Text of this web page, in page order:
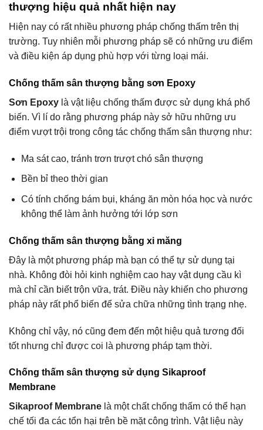
thượng hiệu quả nhất hiện nay
Hiện nay có rất nhiều phương pháp chống thấm trên thị
trường. Tuy nhiên mỗi phương pháp sẽ có những ưu điểm
và điều kiện áp dụng phù hợp với từng loại mái.
Chống thấm sân thượng bằng sơn Epoxy
Sơn Epoxy là vật liệu chống thấm được sử dụng khá phổ
biến. Vì lí do rằng phương pháp này sở hữu những ưu
điểm vượt trội trong công tác chống thấm sân thượng như:
Ma sát cao, tránh trơn trượt chó sân thượng
Bền bỉ theo thời gian
Có tính chống bám bụi, kháng ăn mòn hóa học và nước
không thể làm ảnh hưởng tới lớp sơn
Chống thấm sân thượng bằng xi măng
Đây là một phương pháp mà bạn có thể tự sử dụng tại
nhà. Không đòi hỏi kinh nghiệm cao hay vật dụng cầu kì
mà chỉ cần biết trộn vữa, trát. Điều này khiến cho phương
pháp này rất phổ biến để sửa chữa những tình trạng nhẹ.
Không chỉ vậy, nó cũng đem đến một hiệu quả tương đối
tốt nhưng chỉ được coi là phương pháp tạm thời.
Chống thấm sân thượng sử dụng Sikaproof
Membrane
Sikaproof Membrane là một chất chống thấm có thể hạn
chế tối đa các tổn hại trên bề mặt công trình. Vật liệu này